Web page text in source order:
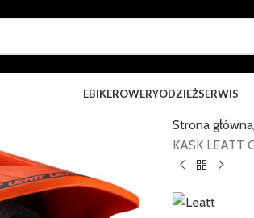
EBIKEROWERYODZIEŻSERWIS
Strona główna
KASK LEATT